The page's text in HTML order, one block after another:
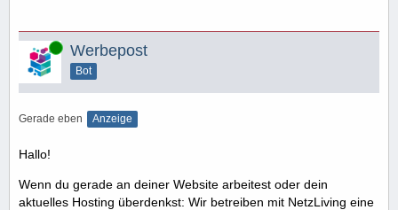
Online Werbepost
Bot
Gerade eben Anzeige
Hallo!
Wenn du gerade an deiner Website arbeitest oder dein
aktuelles Hosting überdenkst: Wir betreiben mit NetzLiving eine